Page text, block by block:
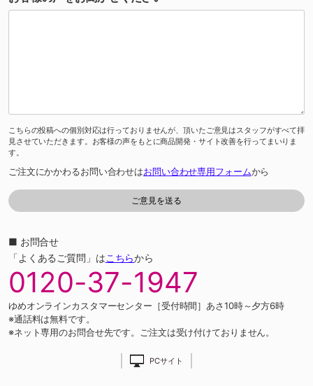
こちらの投稿への個別対応は行っておりませんが、頂いたご意見はスタッフがすべて拝
見させていただきます。お客様の声をもとに商品開発・サイト改善を行ってまいりま
す。
ご注文にかかわるお問い合わせはお問い合わせ専用フォームから
■ お問合せ
「よくあるご質問」はこちらから
0120-37-1947
ゆめオンラインカスタマーセンター［受付時間］あさ10時～夕方6時
※通話料は無料です。
※ネット専用のお問合せ先です。ご注文は受け付けておりません。
PCサイト